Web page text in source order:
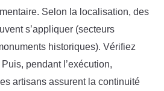
Selon la localisation, des
s’appliquer (secteurs
historiques). Vérifiez
pendant l’exécution,
artisans assurent la continuité